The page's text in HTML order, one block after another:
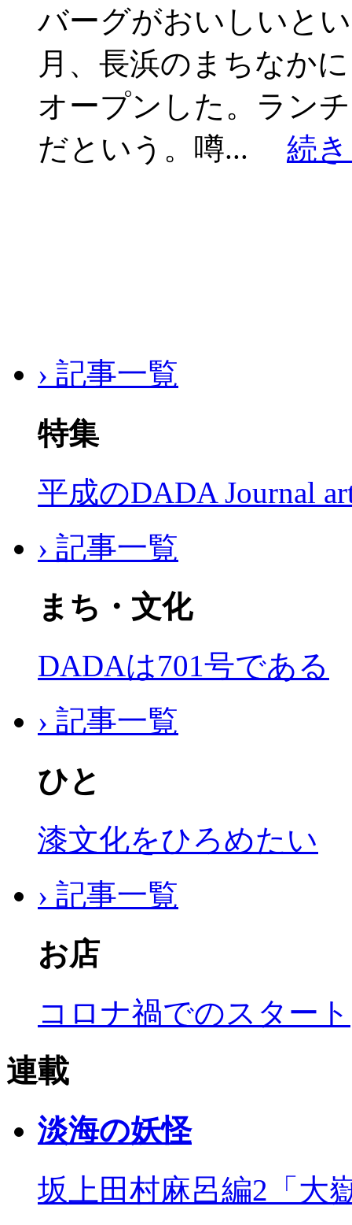
バーグがおいしいと
月、長浜のまちなか
オープンした。ラン
だという。噂... 続
› 記事一覧
特集
平成のDADA Journal
› 記事一覧
まち・文化
DADAは701号である
› 記事一覧
ひと
漆文化をひろめたい
› 記事一覧
お店
コロナ禍でのスタート
連載
淡海の妖怪
坂上田村麻呂編2「大